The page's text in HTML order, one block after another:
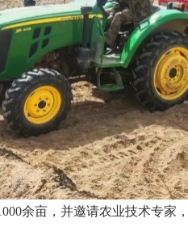
余亩，并邀请农业技术专家